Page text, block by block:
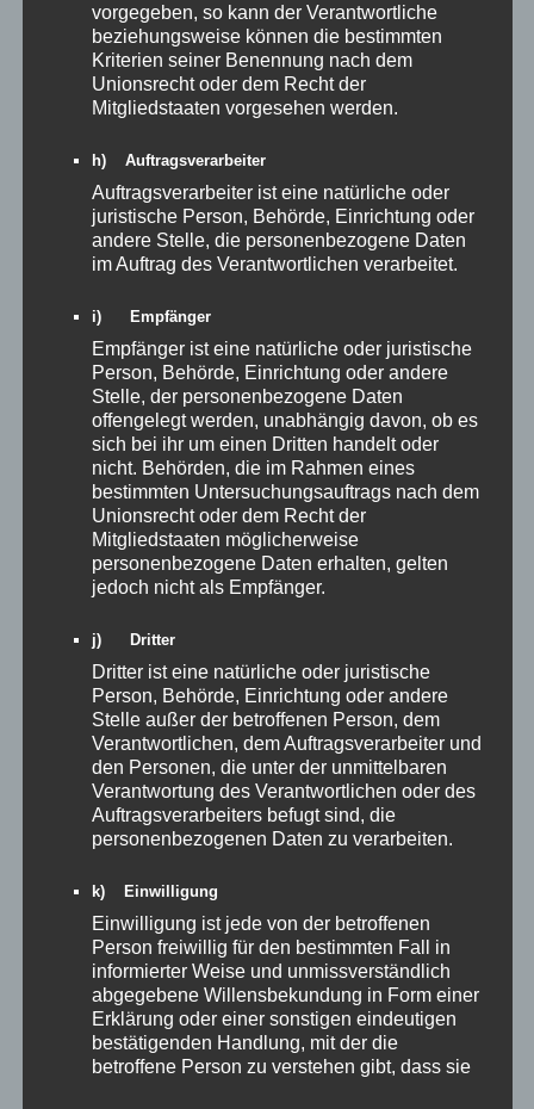
Der Schachclub blickt auf 75 Jahre zurück
Bericht von Jörg Wall – gedruckt im Schwarzwälder Bote am
27.09.2025
Steinhofen gegründet.
Anlässlich dieses Jubiläums ist der Verein am 3. und 4. Oktober
Ausrichter des Adolf-Binder-Gedächtnisturniers. Dieses erinnert
an ein verdienstvolles Ehrenmitglied.
Gründungsversammlung. Zu den damaligen
Gründungsmitgliedern zählten aus Bisingen Wilhelm
Hausch, Johann Mayer, Oswald Mayer, Martin Mayer, Klemens
Rager, Markus Rager, Josef Hodler, Karl Hodler, Wilhelm Zanger,
August Reichert und Paul Kussmann. Aus Steinhofen waren es
Hilarius Gaugel, Gottfried Ramminger, Helmut Fischer und
Johann Schilling.
Zum Vorsitzenden wurde Gottfried Ramminger gewählt.
Vier Jahre später gelang der Aufstieg in die Kreisklasse Alb und
damit der Anschluss zu den bestehenden Vereinen aus Balingen,
Ebingen und
die Bezirksklasse AlbSchwarzwald.
1977 gelang der Aufstieg in die Landesliga
Dem Trainingsfleiß der etwa 30 Mitglieder war es zu verdanken,
dass sich der SC 15 Jahre in der Spielrunde behaupten konnte.
1977 gelang erstmals der Aufstieg in die Gruppe IV der
Landesliga Württemberg aufzusteigen.
Verbandsliga ab der Saison 2015/2016
In der Saison 2015/16 gelang es erstmals, in der Verbandliga
mitzumischen. Auch Einzelspieler haben für den Schachclub
Titel geholt.
Teils Jahrzehntelang im Einsatz für den Verein
Engagierte Funktionäre haben sich teils über Jahrzehnte hinweg
für den Verein und dessen
Mitglieder eingesetzt. Darunter waren beispielsweise Hans-Dieter
Lemanczyk, Georg Schuster, Felix Schell, Josef Siegel, und
nicht zuletzt Adolf Binder.
Verdienter Namensgeber des Turniers
vorgegeben, so kann der Verantwortliche
beziehungsweise können die bestimmten
Kriterien seiner Benennung nach dem
Unionsrecht oder dem Recht der
Mitgliedstaaten vorgesehen werden.
h) Auftragsverarbeiter
Auftragsverarbeiter ist eine natürliche oder
juristische Person, Behörde, Einrichtung oder
andere Stelle, die personenbezogene Daten
im Auftrag des Verantwortlichen verarbeitet.
i) Empfänger
Empfänger ist eine natürliche oder juristische
Person, Behörde, Einrichtung oder andere
Stelle, der personenbezogene Daten
offengelegt werden, unabhängig davon, ob es
sich bei ihr um einen Dritten handelt oder
nicht. Behörden, die im Rahmen eines
bestimmten Untersuchungsauftrags nach dem
Unionsrecht oder dem Recht der
Mitgliedstaaten möglicherweise
personenbezogene Daten erhalten, gelten
jedoch nicht als Empfänger.
j) Dritter
Dritter ist eine natürliche oder juristische
Person, Behörde, Einrichtung oder andere
Stelle außer der betroffenen Person, dem
Verantwortlichen, dem Auftragsverarbeiter und
den Personen, die unter der unmittelbaren
Verantwortung des Verantwortlichen oder des
Auftragsverarbeiters befugt sind, die
personenbezogenen Daten zu verarbeiten.
k) Einwilligung
Einwilligung ist jede von der betroffenen
Person freiwillig für den bestimmten Fall in
informierter Weise und unmissverständlich
abgegebene Willensbekundung in Form einer
Erklärung oder einer sonstigen eindeutigen
bestätigenden Handlung, mit der die
betroffene Person zu verstehen gibt, dass sie